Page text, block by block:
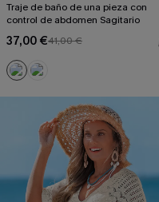
Traje de baño de una pieza con
control de abdomen Sagitario
37,00 €41,00 €